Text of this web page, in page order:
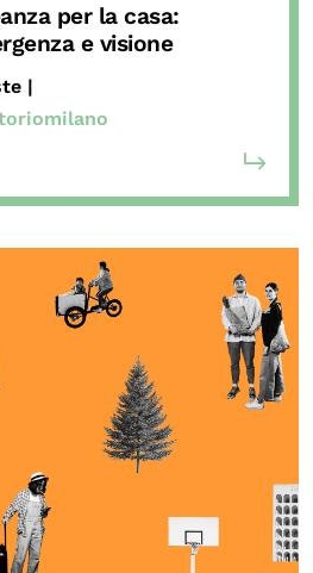
per la casa:
e visione
|